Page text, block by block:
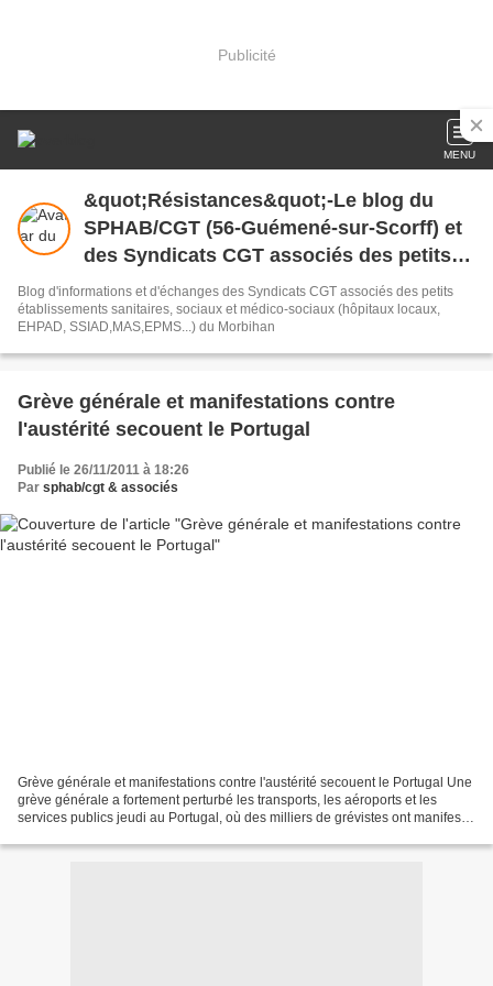
Publicité
MENU
&quot;Résistances&quot;-Le blog du
SPHAB/CGT (56-Guémené-sur-Scorff) et
des Syndicats CGT associés des petits
établissements sanitaires, sociaux et
médico-sociaux du Morbihan qui
résistent à la casse
Blog d'informations et d'échanges des Syndicats CGT associés des petits
établissements sanitaires, sociaux et médico-sociaux (hôpitaux locaux,
EHPAD, SSIAD,MAS,EPMS...) du Morbihan
Grève générale et manifestations contre
l'austérité secouent le Portugal
Publié le 26/11/2011 à 18:26
Par sphab/cgt & associés
Grève générale et manifestations contre l'austérité secouent le Portugal Une
grève générale a fortement perturbé les transports, les aéroports et les
services publics jeudi au Portugal, où des milliers de grévistes ont manifesté